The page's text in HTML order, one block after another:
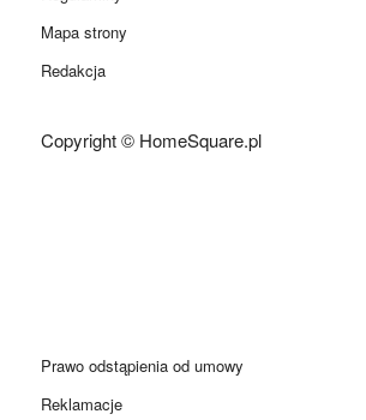
Mapa strony
Redakcja
Copyright © HomeSquare.pl
Prawo odstąpienia od umowy
Reklamacje